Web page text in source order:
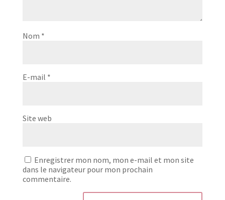
Nom *
E-mail *
Site web
Enregistrer mon nom, mon e-mail et mon site
dans le navigateur pour mon prochain
commentaire.